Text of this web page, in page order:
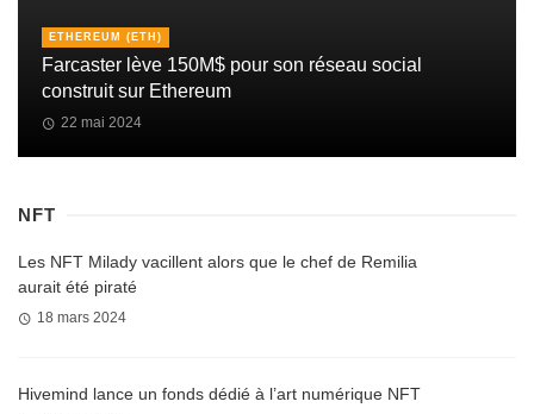
ETHEREUM (ETH)
Farcaster lève 150M$ pour son réseau social
construit sur Ethereum
22 mai 2024
NFT
Les NFT Milady vacillent alors que le chef de Remilia
aurait été piraté
18 mars 2024
Hivemind lance un fonds dédié à l’art numérique NFT